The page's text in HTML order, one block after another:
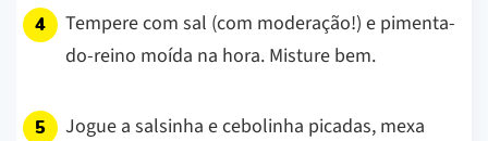
Tempere com sal (com moderação!) e pimenta-
do-reino moída na hora. Misture bem.
Jogue a salsinha e cebolinha picadas, mexa